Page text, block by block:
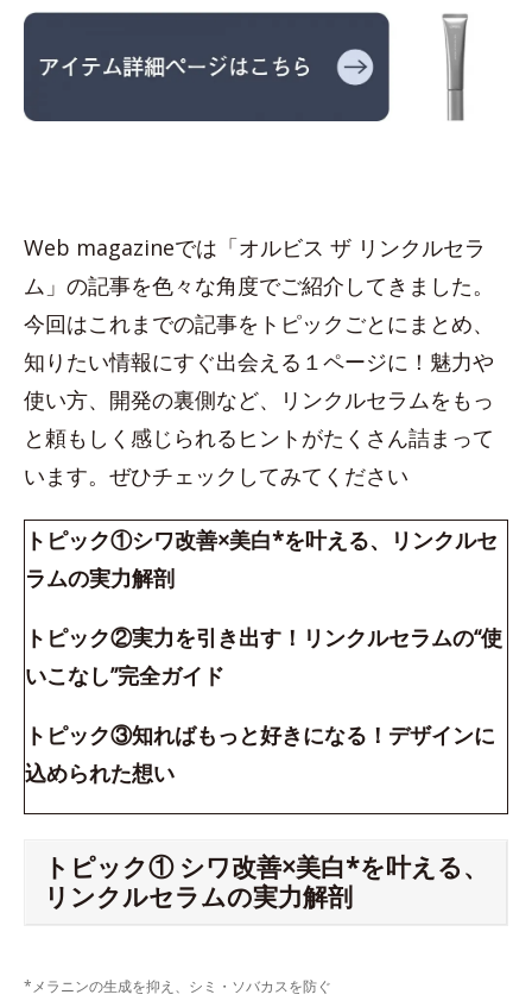
Web magazineでは「オルビス ザ リンクルセラ
ム」の記事を色々な角度でご紹介してきました。
今回はこれまでの記事をトピックごとにまとめ、
知りたい情報にすぐ出会える１ページに！魅力や
使い方、開発の裏側など、リンクルセラムをもっ
と頼もしく感じられるヒントがたくさん詰まって
います。ぜひチェックしてみてください
トピック①シワ改善×美白*を叶える、リンクルセ
ラムの実力解剖
トピック②実力を引き出す！リンクルセラムの“使
いこなし”完全ガイド
トピック③知ればもっと好きになる！デザインに
込められた想い
トピック① シワ改善×美白*を叶える、
リンクルセラムの実力解剖
*メラニンの生成を抑え、シミ・ソバカスを防ぐ